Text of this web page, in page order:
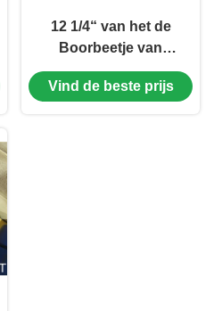
12 1/4“ van het de
Boorbeetje van
FSG125G Tricone
Verzegeld Rollager
Vind de beste prijs